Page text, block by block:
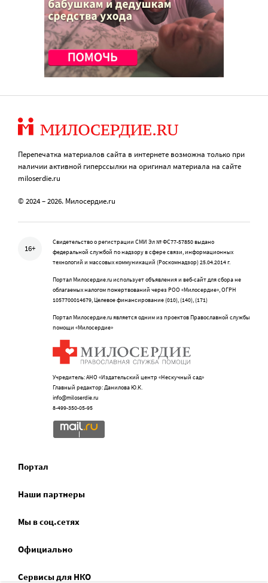
Перепечатка материалов сайта в интернете возможна только при
наличии активной гиперссылки на оригинал материала на сайте
miloserdie.ru
© 2024 – 2026. Милосердие.ru
16+
Свидетельство о регистрации СМИ Эл № ФС77-57850 выдано
федеральной службой по надзору в сфере связи, информационных
технологий и массовых коммуникаций (Роскомнадзор) 25.04.2014 г.
Портал Милосердие.ru использует объявления и веб-сайт для сбора не
облагаемых налогом пожертвований через РОО «Милосердие», ОГРН
1057700014679, Целевое финансирование (010), (140), (171)
Портал Милосердие.ru является одним из проектов Православной службы
помощи «Милосердие»
Учредитель: АНО «Издательский центр «Нескучный сад»
Главный редактор: Данилова Ю.К.
info@miloserdie.ru
8-499-350-05-95
Портал
Наши партнеры
Мы в соц.сетях
Официально
Сервисы для НКО